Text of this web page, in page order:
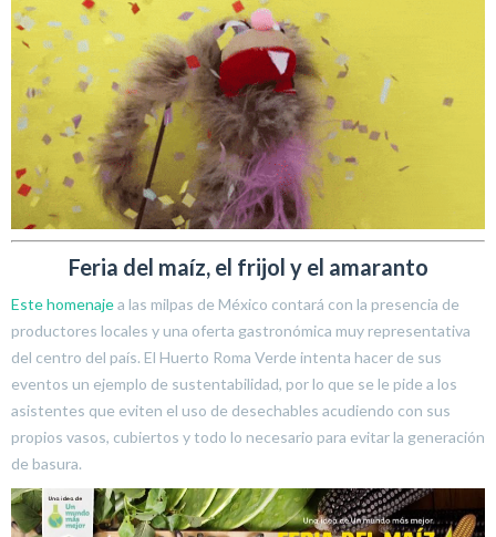
Feria del maíz, el frijol y el amaranto
Este homenajea las milpas de México contará con la presencia de
productores locales y una oferta gastronómica muy representativa
del centro del país. El Huerto Roma Verde intenta hacer de sus
eventos un ejemplo de sustentabilidad, por lo que se le pide a los
asistentes que eviten el uso de desechables acudiendo con sus
propios vasos, cubiertos y todo lo necesario para evitar la generación
de basura.